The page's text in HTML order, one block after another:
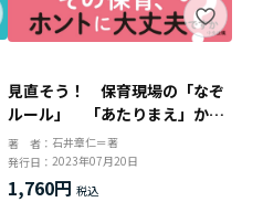
見直そう！ 保育現場の「なぞ
ルール」 「あたりまえ」から
抜け出せば、子どもはもっとの
びのび育つ
著 者： 石井章仁＝著
発行日： 2023年07月20日
1,760円